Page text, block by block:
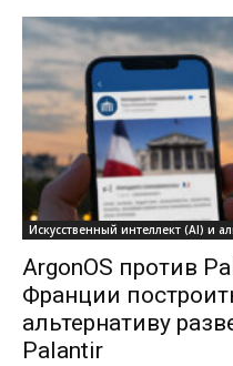
Искусственный интеллект (AI) и
ArgonOS против
Франции
альтернативу
Palantir